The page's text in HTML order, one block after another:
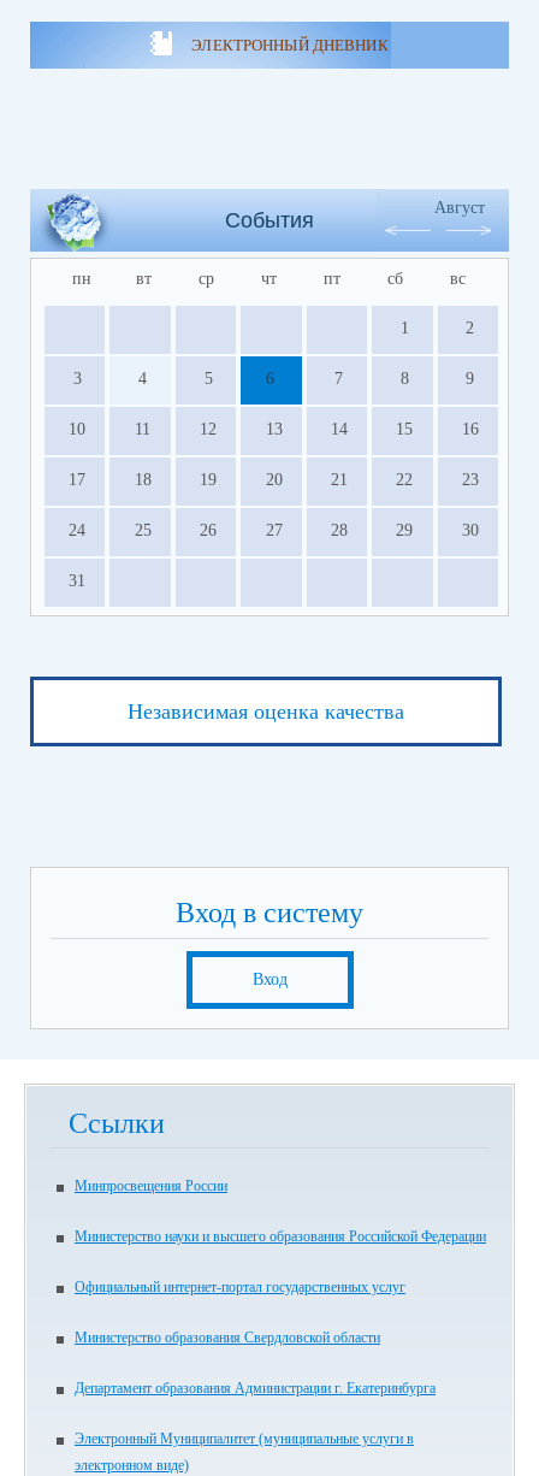
ЭЛЕКТРОННЫЙ ДНЕВНИК
События
Август
пн вт ср чт пт сб вс
1 2
3 4 5 6 7 8 9
10 11 12 13 14 15 16
17 18 19 20 21 22 23
24 25 26 27 28 29 30
31
Независимая оценка качества
Вход в систему
Вход
Ссылки
Минпросвещения России
Министерство науки и высшего образования Российской Федерации
Официальный интернет-портал государственных услуг
Министерство образования Свердловской области
Департамент образования Администрации г. Екатеринбурга
Электронный Муниципалитет (муниципальные услуги в
электронном виде)